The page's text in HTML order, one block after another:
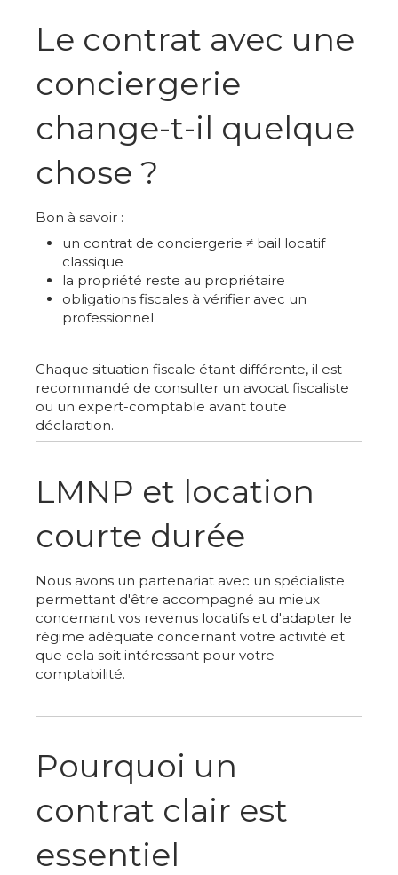
Le contrat avec une
conciergerie
change-t-il quelque
chose ?
Bon à savoir :
un contrat de conciergerie ≠ bail locatif
classique
la propriété reste au propriétaire
obligations fiscales à vérifier avec un
professionnel
Chaque situation fiscale étant différente, il est
recommandé de consulter un avocat fiscaliste
ou un expert-comptable avant toute
déclaration.
LMNP et location
courte durée
Nous avons un partenariat avec un spécialiste
permettant d'être accompagné au mieux
concernant vos revenus locatifs et d'adapter le
régime adéquate concernant votre activité et
que cela soit intéressant pour votre
comptabilité.
Pourquoi un
contrat clair est
essentiel